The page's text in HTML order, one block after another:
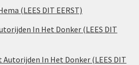
(LEES DIT EERST)
In Het Donker (LEES DIT
Autorijden In Het Donker (LEES DIT